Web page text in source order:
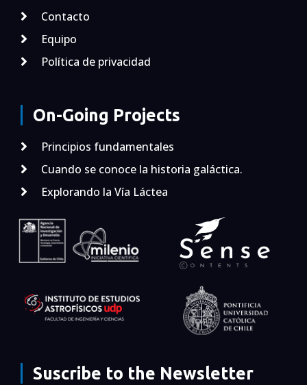
Contacto
Equipo
Política de privacidad
On-Going Projects
Principios fundamentales
Cuando se conoce la historia galáctica.
Explorando la Vía Láctea
Suscribe to the Newsletter